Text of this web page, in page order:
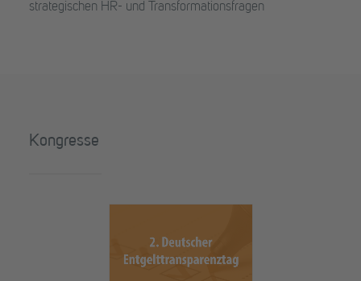
strategischen HR- und Transformationsfragen
Kongresse